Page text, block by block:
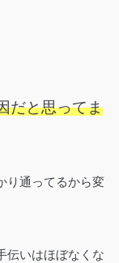
だと思ってま
り通ってるから変
伝いはほぼなくな